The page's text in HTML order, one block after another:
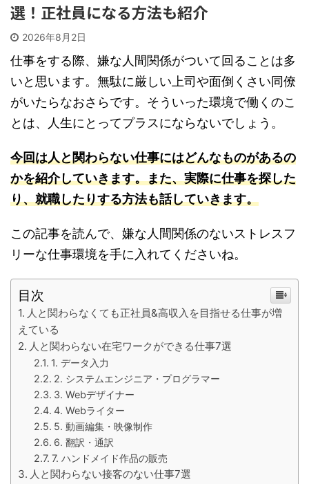
選！正社員になる方法も紹介
2026年8月2日
仕事をする際、嫌な人間関係がついて回ることは多
いと思います。無駄に厳しい上司や面倒くさい同僚
がいたらなおさらです。そういった環境で働くのこ
とは、人生にとってプラスにならないでしょう。
今回は人と関わらない仕事にはどんなものがあるの
かを紹介していきます。また、実際に仕事を探した
り、就職したりする方法も話していきます。
この記事を読んで、嫌な人間関係のないストレスフ
リーな仕事環境を手に入れてくださいね。
目次
人と関わらなくても正社員&高収入を目指せる仕事が増
えている
人と関わらない在宅ワークができる仕事7選
1. データ入力
2. システムエンジニア・プログラマー
3. Webデザイナー
4. Webライター
5. 動画編集・映像制作
6. 翻訳・通訳
7. ハンドメイド作品の販売
人と関わらない接客のない仕事7選